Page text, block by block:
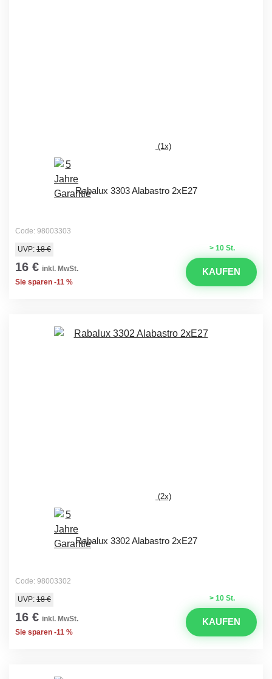
(1x)
Rabalux 3303 Alabastro 2xE27
Code: 98003303
> 10 St.
UVP: 18 €
16 € inkl. MwSt.
Sie sparen -11 %
KAUFEN
(2x)
Rabalux 3302 Alabastro 2xE27
Code: 98003302
> 10 St.
UVP: 18 €
16 € inkl. MwSt.
Sie sparen -11 %
KAUFEN